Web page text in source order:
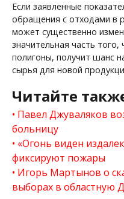
Если заявленные
обращения с отходами в
может существенно
значительная часть
полигоны, получит шанс
сырья для новой
Читайте
Павел Джуваляков
больницу
«Огонь виден
фиксируют пожары
Игорь Мартынов о
выборах в областную